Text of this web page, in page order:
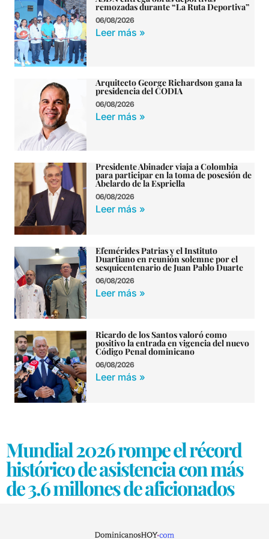
remozadas durante “La Ruta Deportiva”
06/08/2026
Leer más »
Arquitecto George Richardson gana la
presidencia del CODIA
06/08/2026
Leer más »
Presidente Abinader viaja a Colombia
para participar en la toma de posesión de
Abelardo de la Espriella
06/08/2026
Leer más »
Efemérides Patrias y el Instituto
Duartiano en reunión solemne por el
sesquicentenario de Juan Pablo Duarte
06/08/2026
Leer más »
Ricardo de los Santos valoró como
positivo la entrada en vigencia del nuevo
Código Penal dominicano
06/08/2026
Leer más »
Mundial 2026 rompe el récord
histórico de asistencia con más
de 3.6 millones de aficionados